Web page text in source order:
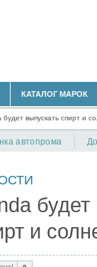
И ОБЛАСТЬ(14304)
КРАЙ(5619)
(412)
КАТАЛОГ МАРОК
будет выпускать спирт и
автопрома
будет
и